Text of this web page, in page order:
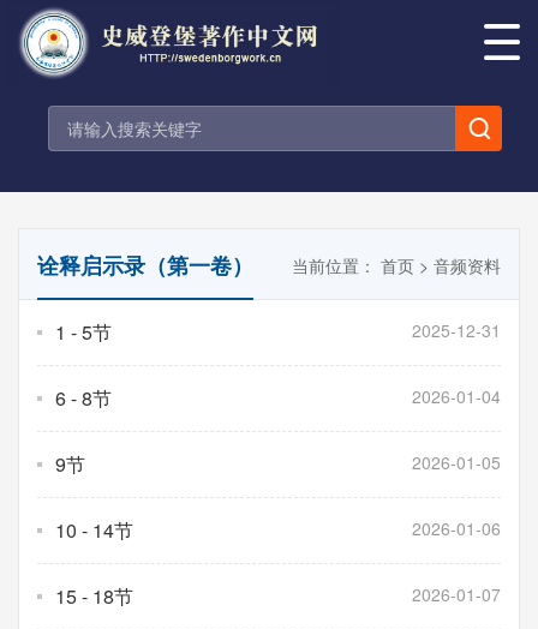
诠释启示录（第一卷） 当前位置： 首页 > 音频资料
1 - 5节 2025-12-31
6 - 8节 2026-01-04
9节 2026-01-05
10 - 14节 2026-01-06
15 - 18节 2026-01-07